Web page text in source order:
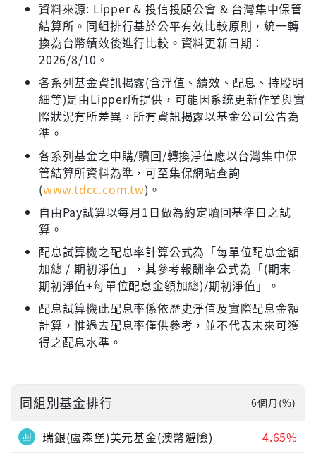
資料來源: Lipper & 投信投顧公會 & 台灣集中保管
結算所。同組排行基於公平有效比較原則，統一轉
換為台幣績效後進行比較。資料更新日期：
2026/8/10。
各系列基金資訊揭露(含淨值、績效、配息、持股明
細等)是由Lipper所提供，可能因系統更新作業與實
際狀況有所差異，所有資訊揭露以基金公司公告為
準。
各系列基金之申購/贖回/轉換淨值應以台灣集中保
管結算所資料為準，可至集保網站查詢
(www.tdcc.com.tw)。
自由Pay試算以每月1日做為約定贖回基準日之試
算。
配息試算機之配息率計算公式為「每單位配息金額
加總 / 期初淨值」，其參考報酬率公式為「(期末-
期初淨值+每單位配息金額加總)/期初淨值」。
配息試算機此配息率係依歷史淨值及實際配息金額
計算，惟過去配息率僅供參考，並不代表未來可獲
得之配息水準。
同組別基金排行 6個月(%)
瑞銀(盧森堡)美元基金(澳幣避險)
4.65%